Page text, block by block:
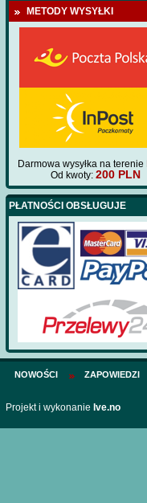
METODY WYSYŁKI
Darmowa wysyłka na terenie
Od kwoty: 200 PLN
PŁATNOŚCI OBSŁUGUJE
NOWOŚCI ZAPOWIEDZI
Projekt i wykonanie Ive.no